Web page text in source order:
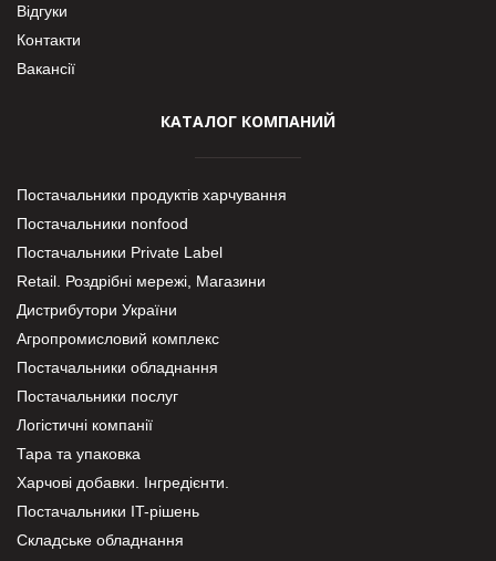
Відгуки
Контакти
Вакансії
КАТАЛОГ КОМПАНИЙ
Постачальники продуктів харчування
Постачальники nonfood
Постачальники Private Label
Retail. Роздрібні мережі, Магазини
Дистрибутори України
Агропромисловий комплекс
Постачальники обладнання
Постачальники послуг
Логістичні компанії
Тара та упаковка
Харчові добавки. Інгредієнти.
Постачальники IT-рішень
Складське обладнання